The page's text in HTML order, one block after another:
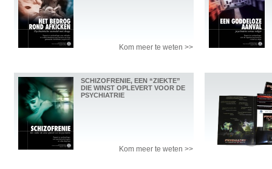
Kom meer te weten >>
SCHIZOFRENIE, EEN “ZIEKTE”
DIE WINST OPLEVERT VOOR DE
PSYCHIATRIE
Kom meer te weten >>